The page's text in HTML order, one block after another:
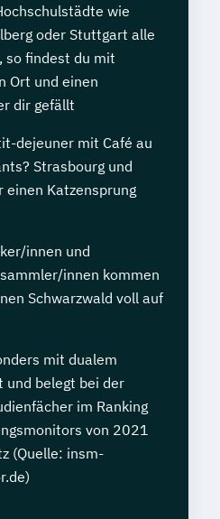
wie
oder Stuttgart alle
so findest du mit
Ort und einen
dir gefällt
dejeuner mit Café au
Strasbourg und
einen Katzensprung
innen und
innen kommen
Schwarzwald voll auf
mit dualem
und belegt bei der
im Ranking
von 2021
(Quelle: insm-